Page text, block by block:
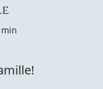
min